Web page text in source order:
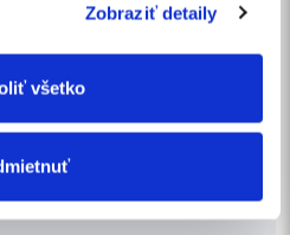
Zobraziť detaily
všetko
pred